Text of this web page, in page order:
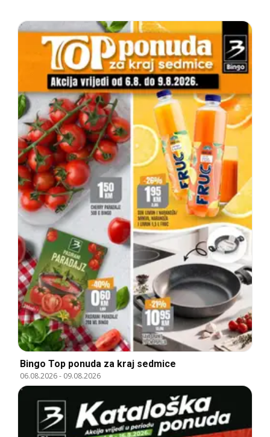
Bingo Top ponuda za kraj sedmice
06.08.2026- 09.08.2026